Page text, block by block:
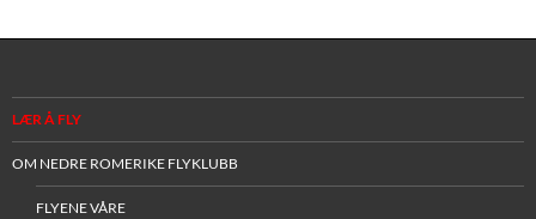
LÆR Å FLY
OM NEDRE ROMERIKE FLYKLUBB
FLYENE VÅRE